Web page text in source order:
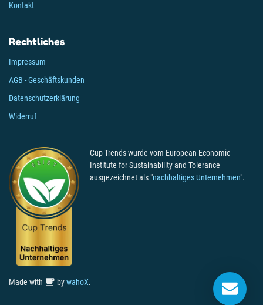
Kontakt
Rechtliches
Impressum
AGB - Geschäftskunden
Datenschutzerklärung
Widerruf
Cup Trends wurde vom European Economic
Institute for Sustainability and Tolerance
ausgezeichnet als "nachhaltiges Unternehmen".
Made with  bywahoX.